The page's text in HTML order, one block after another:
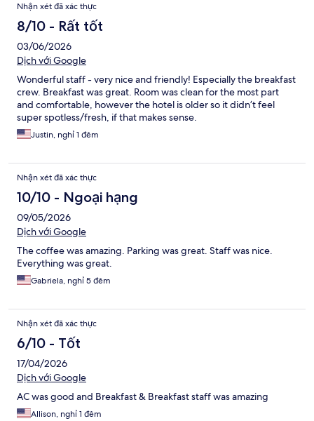
Nhận xét đã xác thực
8/10 - Rất tốt
03/06/2026
Dịch với Google
Wonderful staff - very nice and friendly! Especially the breakfast
crew. Breakfast was great. Room was clean for the most part
and comfortable, however the hotel is older so it didn’t feel
super spotless/fresh, if that makes sense.
Justin, nghỉ 1 đêm
Nhận xét đã xác thực
10/10 - Ngoại hạng
09/05/2026
Dịch với Google
The coffee was amazing. Parking was great. Staff was nice.
Everything was great.
Gabriela, nghỉ 5 đêm
Nhận xét đã xác thực
6/10 - Tốt
17/04/2026
Dịch với Google
AC was good and Breakfast & Breakfast staff was amazing
Allison, nghỉ 1 đêm